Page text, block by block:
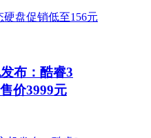
布：酷睿3
价3999元